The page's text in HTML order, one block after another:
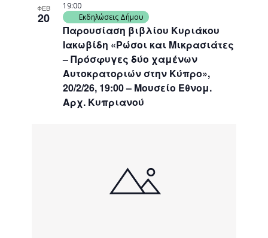
ΦΕΒ
20
Παρουσίαση βιβλίου Κυριάκου
Ιακωβίδη «Ρώσοι και Μικρασιάτες
– Πρόσφυγες δύο χαμένων
Αυτοκρατοριών στην Κύπρο»,
20/2/26, 19:00 – Μουσείο Εθνομ.
Αρχ. Κυπριανού
19:00
Εκδηλώσεις Δήμου